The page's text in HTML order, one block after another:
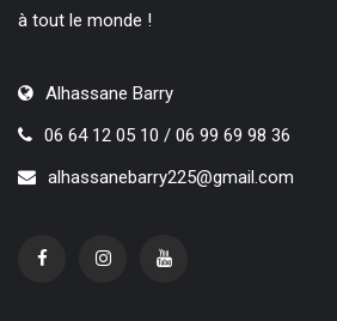
à tout le monde !
Alhassane Barry
06 64 12 05 10 / 06 99 69 98 36
alhassanebarry225@gmail.com